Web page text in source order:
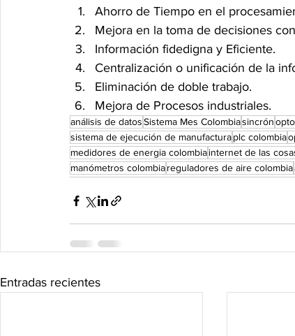
Ahorro de Tiempo en el
Mejora en la toma de decisiones
Información fidedigna y Eficiente.
Centralización o unificación de la
Eliminación de doble trabajo.
Mejora de Procesos industriales.
análisis de datosSistema Mes Colombiasincrón
sistema de ejecución de manufacturaplc colombia
medidores de energia colombiainternet de las
manómetros colombiareguladores de aire colombia
Entradas recientes